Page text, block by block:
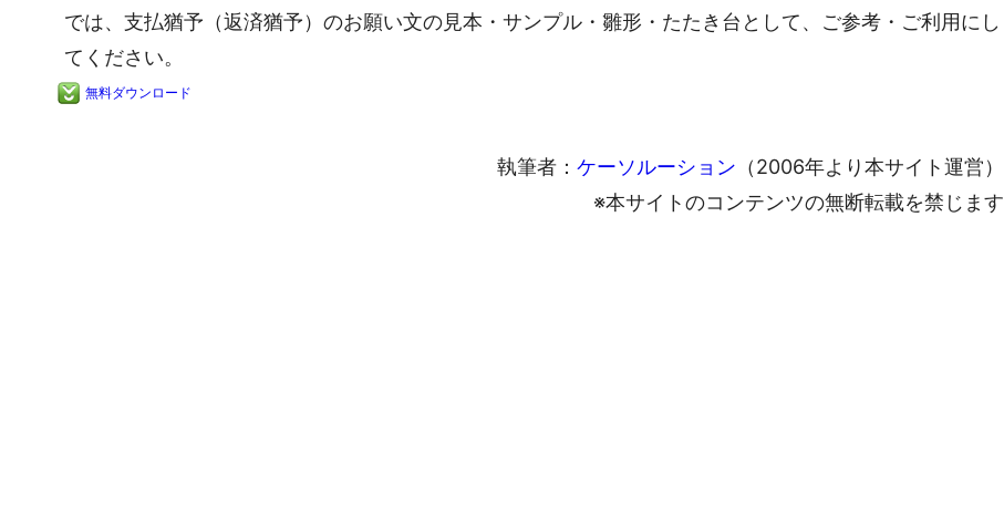
では、支払猶予（返済猶予）のお願い文の見本・サンプル・雛形・たたき台として、ご参考・ご利用にし
てください。
無料ダウンロード
執筆者： ケーソルーション （2006年より本サイト運営）
※本サイトのコンテンツの無断転載を禁じます